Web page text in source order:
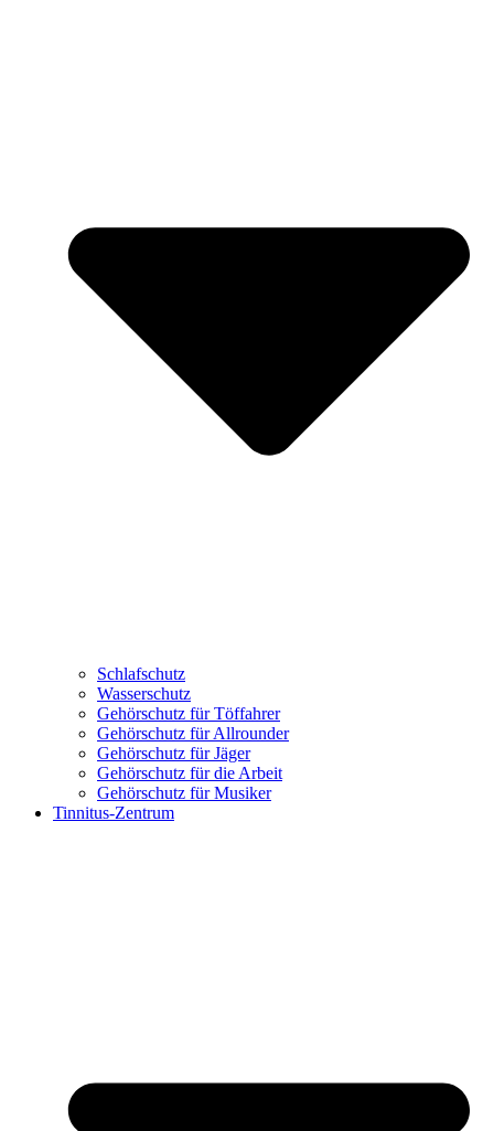
Schlafschutz
Wasserschutz
Gehörschutz für Töffahrer
Gehörschutz für Allrounder
Gehörschutz für Jäger
Gehörschutz für die Arbeit
Gehörschutz für Musiker
Tinnitus-Zentrum